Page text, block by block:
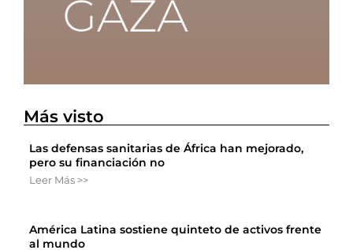
Más visto
Las defensas sanitarias de África han mejorado,
pero su financiación no
Leer Más >>
América Latina sostiene quinteto de activos frente
al mundo